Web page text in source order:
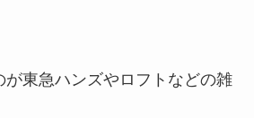
が東急ハンズやロフトなどの雑